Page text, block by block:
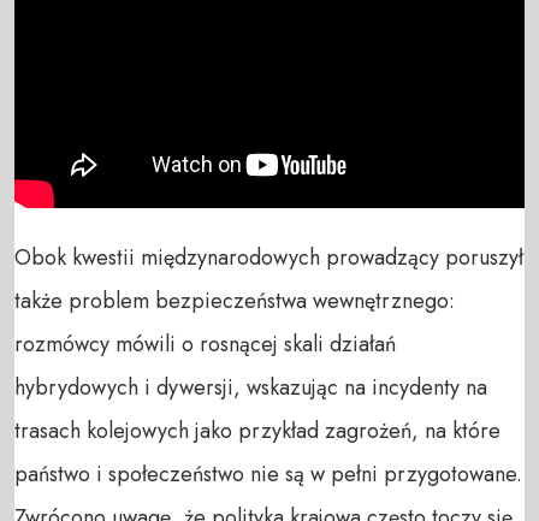
Obok kwestii międzynarodowych prowadzący poruszył
także problem bezpieczeństwa wewnętrznego:
rozmówcy mówili o rosnącej skali działań
hybrydowych i dywersji, wskazując na incydenty na
trasach kolejowych jako przykład zagrożeń, na które
państwo i społeczeństwo nie są w pełni przygotowane.